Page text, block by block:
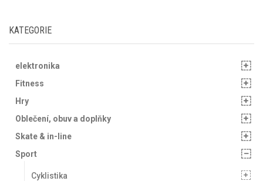
KATEGORIE
elektronika
Fitness
Hry
Oblečení, obuv a doplňky
Skate & in-line
Sport
Cyklistika